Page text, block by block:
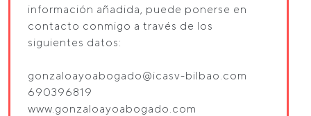
información añadida, puede ponerse en
contacto conmigo a través de los
siguientes datos:
gonzaloayoabogado@icasv-bilbao.com
690396819
www.gonzaloayoabogado.com